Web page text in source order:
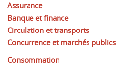
Assurance
Banque et finance
Circulation et transports
Concurrence et marchés publics
Consommation